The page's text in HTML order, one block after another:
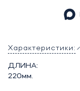
Характеристики:
ДЛИНА:
220мм.